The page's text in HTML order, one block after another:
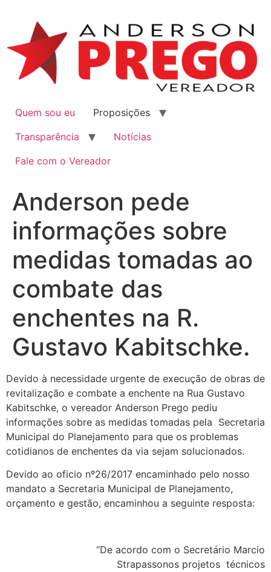
Quem sou eu
Proposições
Transparência
Notícias
Fale com o Vereador
Anderson pede
informações sobre
medidas tomadas ao
combate das
enchentes na R.
Gustavo Kabitschke.
Devido à necessidade urgente de execução de obras de
revitalização e combate a enchente na Rua Gustavo
Kabitschke, o vereador Anderson Prego pediu
informações sobre as medidas tomadas pela Secretaria
Municipal do Planejamento para que os problemas
cotidianos de enchentes da via sejam solucionados.
Devido ao oficio nº26/2017 encaminhado pelo nosso
mandato a Secretaria Municipal de Planejamento,
orçamento e gestão, encaminhou a seguinte resposta:
“De acordo com o Secretário Marcio
Strapassonos projetos técnicos